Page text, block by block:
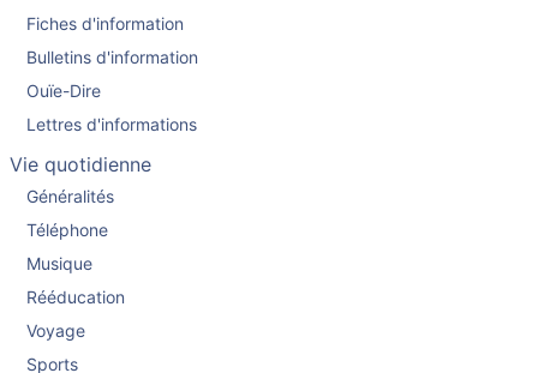
Fiches d'information
Bulletins d'information
Ouïe-Dire
Lettres d'informations
Vie quotidienne
Généralités
Téléphone
Musique
Rééducation
Voyage
Sports